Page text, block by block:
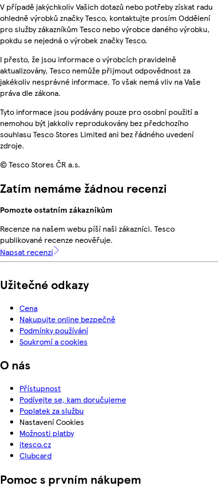
V případě jakýchkoliv Vašich dotazů nebo potřeby získat radu
ohledně výrobků značky Tesco, kontaktujte prosím Oddělení
pro služby zákazníkům Tesco nebo výrobce daného výrobku,
pokdu se nejedná o výrobek značky Tesco.
I přesto, že jsou informace o výrobcích pravidelně
aktualizovány, Tesco nemůže přijmout odpovědnost za
jakékoliv nesprávné informace. To však nemá vliv na Vaše
práva dle zákona.
Tyto informace jsou podávány pouze pro osobní použití a
nemohou být jakkoliv reprodukovány bez předchozího
souhlasu Tesco Stores Limited ani bez řádného uvedení
zdroje.
© Tesco Stores ČR a.s.
Zatím nemáme žádnou recenzi
Pomozte ostatním zákazníkům
Recenze na našem webu píší naši zákazníci. Tesco
publikované recenze neověřuje.
Napsat recenzi
Užitečné odkazy
Cena
Nakupujte online bezpečně
Podmínky používání
Soukromí a cookies
O nás
Přístupnost
Podívejte se, kam doručujeme
Poplatek za službu
Nastavení Cookies
Možnosti platby
itesco.cz
Clubcard
Pomoc s prvním nákupem